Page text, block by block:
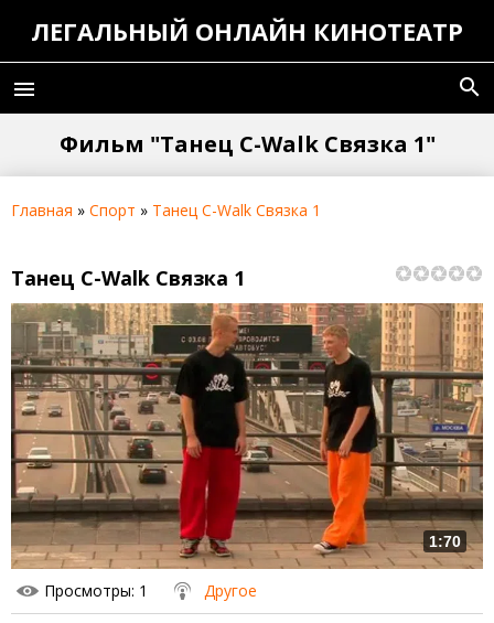
ЛЕГАЛЬНЫЙ ОНЛАЙН КИНОТЕАТР
menu search
Фильм "Танец C-Walk Связка 1"
Главная » Спорт » Танец C-Walk Связка 1
Танец C-Walk Связка 1
1:70
Просмотры: 1 Другое